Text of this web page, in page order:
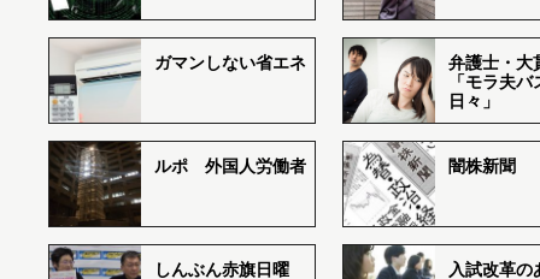
ガマンしない省エネ
弁護士・大
「モラ夫
日々」
ルポ 外国人労働者 闇株新聞
しんぶん赤旗日曜
入試改革の